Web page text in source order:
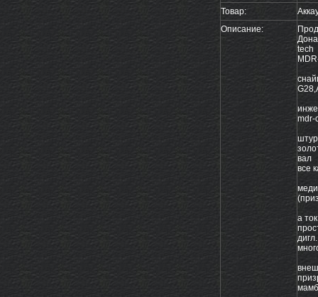
Товар:
Описание:
tech
mdr-
вал
все
а
дигл.